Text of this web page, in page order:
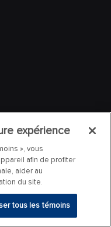
expérience
», vous
afin de profiter
aider au
du site.
tous les témoins